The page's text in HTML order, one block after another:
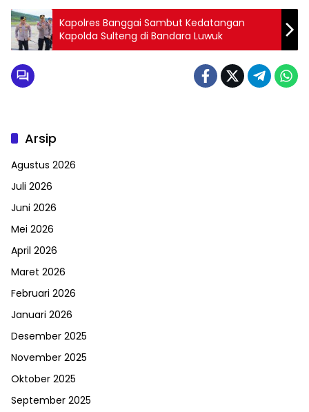
Kapolres Banggai Sambut Kedatangan
Kapolda Sulteng di Bandara Luwuk
Arsip
Agustus 2026
Juli 2026
Juni 2026
Mei 2026
April 2026
Maret 2026
Februari 2026
Januari 2026
Desember 2025
November 2025
Oktober 2025
September 2025